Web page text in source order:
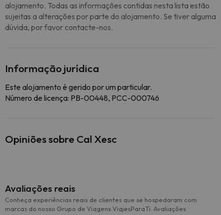
alojamento. Todas as informações contidas nesta lista estão
sujeitas a alterações por parte do alojamento. Se tiver alguma
dúvida, por favor contacte-nos.
Informação jurídica
Este alojamento é gerido por um particular.
Número de licença: PB-00448, PCC-000746
Opiniões sobre Cal Xesc
Avaliações reais
Conheça experiências reais de clientes que se hospedaram com
marcas do nosso Grupo de Viagens ViajesParaTi. Avaliações